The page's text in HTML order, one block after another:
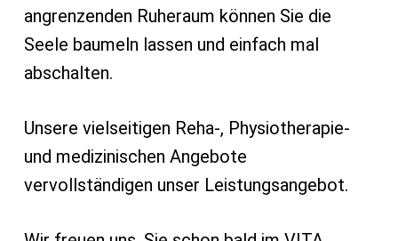
angrenzenden Ruheraum können Sie die
Seele baumeln lassen und einfach mal
abschalten.
Unsere vielseitigen Reha-, Physiotherapie-
und medizinischen Angebote
vervollständigen unser Leistungsangebot.